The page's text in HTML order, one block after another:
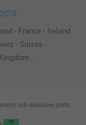
- France - Ireland
- Suisse -
-
och exklusive porto.